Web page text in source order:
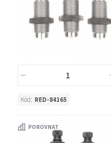
Kód: RED-84165
POROVNAT